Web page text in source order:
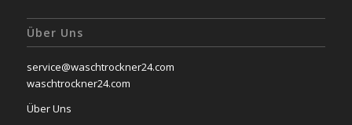
Über Uns
service@waschtrockner24.com
waschtrockner24.com
Über Uns